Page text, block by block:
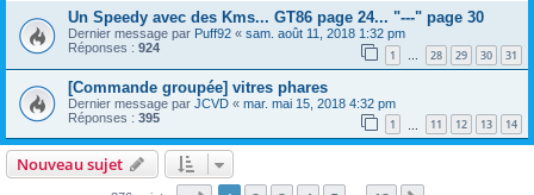
Un Speedy avec des Kms... GT86 page 24... "---" page 30
Dernier message par Puff92 « sam. août 11, 2018 1:32 pm
Réponses : 924 1 … 28 29 30 31
[Commande groupée] vitres phares
Dernier message par JCVD « mar. mai 15, 2018 4:32 pm
Réponses : 395 1 11 12 13 14
Nouveau sujet